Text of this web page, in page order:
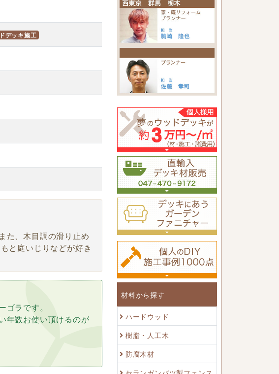
デッキ施工
た、木目調の滑り止め
と庭いじりなどが好き
ラです。
年数お使い頂けるのが
材料から探す
ハードウッド
樹脂・人工木
防腐木材